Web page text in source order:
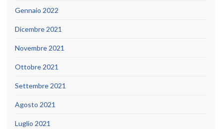
Gennaio 2022
Dicembre 2021
Novembre 2021
Ottobre 2021
Settembre 2021
Agosto 2021
Luglio 2021